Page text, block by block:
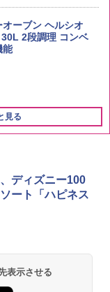
ーブン ヘルシオ
2段調理 コンベ
能
見る
ディズニー100
ート「ハピネス
表示させる